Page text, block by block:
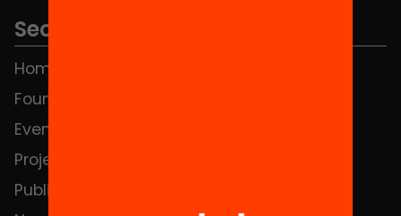
Sections
Home
Foundation
Events
Projects
Publications and videos